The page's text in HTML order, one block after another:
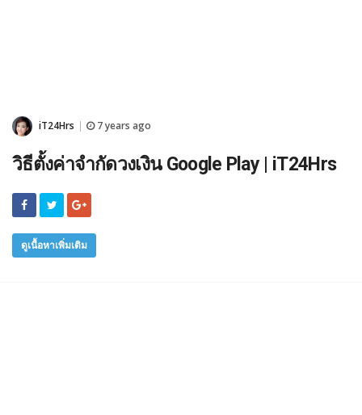
iT24Hrs 7 years ago
วิธีตั้งค่าจำกัดวงเงิน Google Play | iT24Hrs
ดูเนื้อหาเพิ่มเติม